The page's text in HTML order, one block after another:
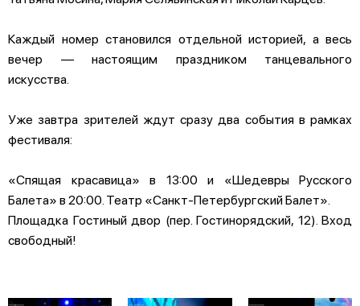
Каждый номер становился отдельной историей, а весь
вечер — настоящим праздником танцевального
искусства.
Уже завтра зрителей ждут сразу два события в рамках
фестиваля:
«Спящая красавица» в 13:00 и «Шедевры Русского
Балета» в 20:00. Театр «Санкт-Петербургский Балет».
Площадка Гостиный двор (пер. Гостинорядский, 12). Вход
свободный!